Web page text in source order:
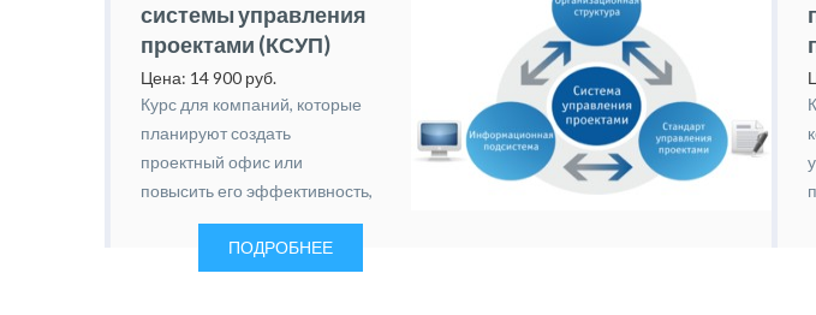
системы управления
проектами (КСУП)
Цена: 14 900 руб.
Курс для компаний, которые
планируют создать
проектный офис или
повысить его эффективность,
внедрить корпоративную
систему управления
проектами.
ПОДРОБНЕЕ